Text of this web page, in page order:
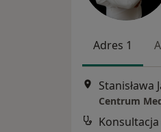
Adres 1
Stanisława